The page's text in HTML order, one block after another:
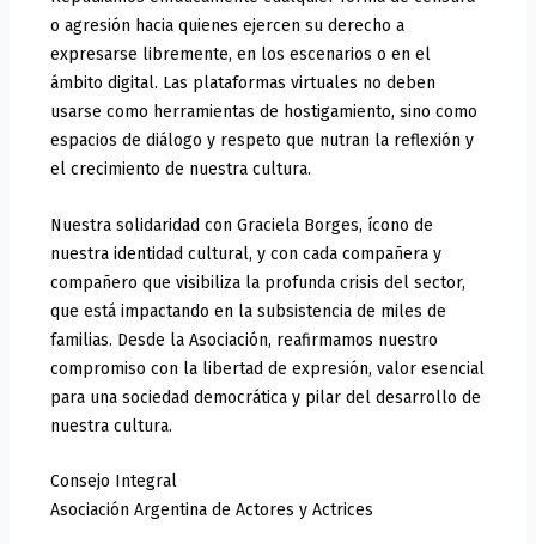
o agresión hacia quienes ejercen su derecho a
expresarse libremente, en los escenarios o en el
ámbito digital. Las plataformas virtuales no deben
usarse como herramientas de hostigamiento, sino como
espacios de diálogo y respeto que nutran la reflexión y
el crecimiento de nuestra cultura.
Nuestra solidaridad con Graciela Borges, ícono de
nuestra identidad cultural, y con cada compañera y
compañero que visibiliza la profunda crisis del sector,
que está impactando en la subsistencia de miles de
familias. Desde la Asociación, reafirmamos nuestro
compromiso con la libertad de expresión, valor esencial
para una sociedad democrática y pilar del desarrollo de
nuestra cultura.
Consejo Integral
Asociación Argentina de Actores y Actrices